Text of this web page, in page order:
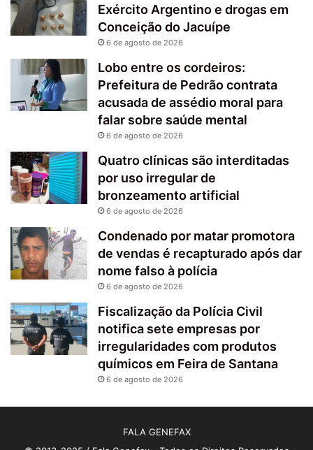
Exército Argentino e drogas em
Conceição do Jacuípe
6 de agosto de 2026
Lobo entre os cordeiros:
Prefeitura de Pedrão contrata
acusada de assédio moral para
falar sobre saúde mental
6 de agosto de 2026
Quatro clínicas são interditadas
por uso irregular de
bronzeamento artificial
6 de agosto de 2026
Condenado por matar promotora
de vendas é recapturado após dar
nome falso à polícia
6 de agosto de 2026
Fiscalização da Polícia Civil
notifica sete empresas por
irregularidades com produtos
químicos em Feira de Santana
6 de agosto de 2026
FALA GENEFAX